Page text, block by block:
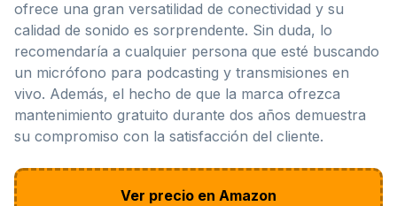
ofrece una gran versatilidad de conectividad y su
calidad de sonido es sorprendente. Sin duda, lo
recomendaría a cualquier persona que esté buscando
un micrófono para podcasting y transmisiones en
vivo. Además, el hecho de que la marca ofrezca
mantenimiento gratuito durante dos años demuestra
su compromiso con la satisfacción del cliente.
Ver precio en Amazon